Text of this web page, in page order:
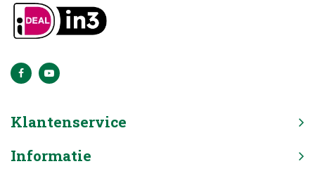
Klantenservice
Informatie